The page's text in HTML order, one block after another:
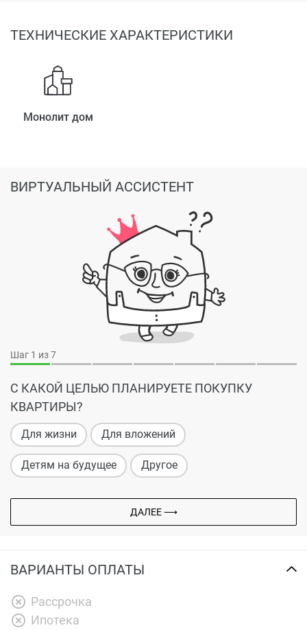
ТЕХНИЧЕСКИЕ ХАРАКТЕРИСТИКИ
Монолит дом
Шаг 1 из 7
С КАКОЙ ЦЕЛЬЮ ПЛАНИРУЕТЕ ПОКУПКУ
КВАРТИРЫ?
Для жизни Для вложений
Детям на будущее Другое
ДАЛЕЕ ⟶
ВИРТУАЛЬНЫЙ АССИСТЕНТ
ВАРИАНТЫ ОПЛАТЫ
Рассрочка
Ипотека